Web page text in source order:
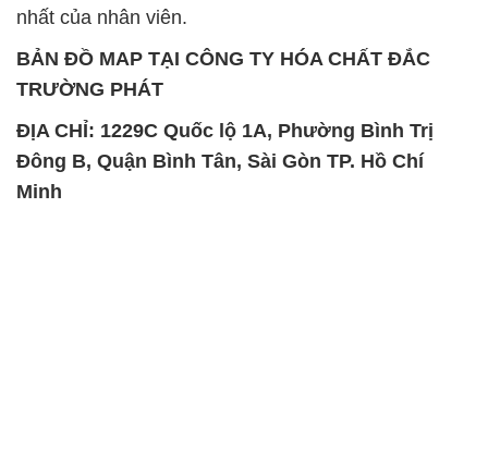
nhất của nhân viên.
BẢN ĐỒ MAP TẠI CÔNG TY HÓA CHẤT ĐẮC
TRƯỜNG PHÁT
ĐỊA CHỈ: 1229C Quốc lộ 1A, Phường Bình Trị
Đông B, Quận Bình Tân, Sài Gòn TP. Hồ Chí
Minh